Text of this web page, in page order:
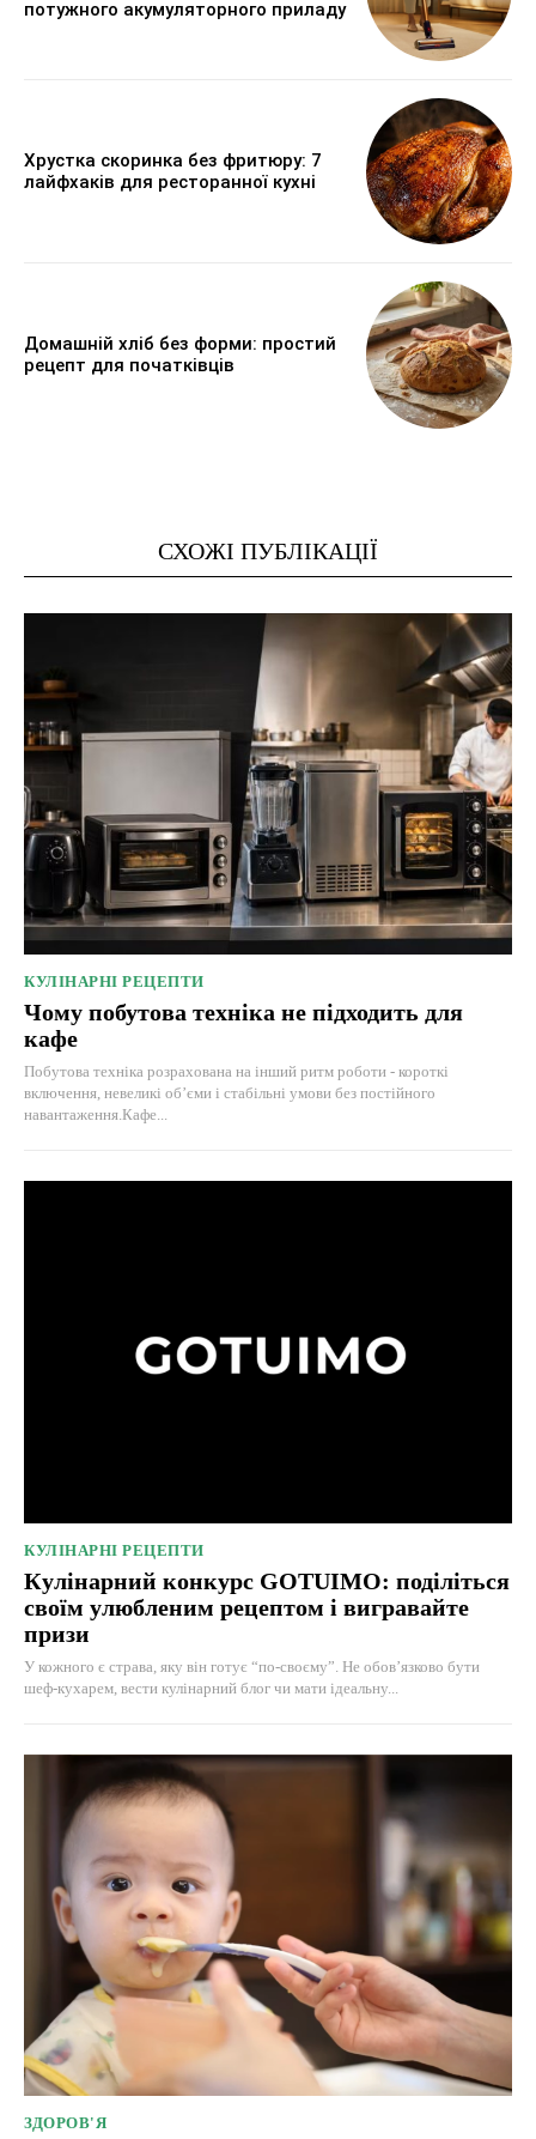
потужного акумуляторного приладу
Хрустка скоринка без фритюру: 7
лайфхаків для ресторанної кухні
Домашній хліб без форми: простий
рецепт для початківців
СХОЖІ ПУБЛІКАЦІЇ
КУЛІНАРНІ РЕЦЕПТИ
Чому побутова техніка не підходить для
кафе
Побутова техніка розрахована на інший ритм роботи - короткі
включення, невеликі об’єми і стабільні умови без постійного
навантаження.Кафе...
КУЛІНАРНІ РЕЦЕПТИ
Кулінарний конкурс GOTUIMO: поділіться
своїм улюбленим рецептом і вигравайте
призи
У кожного є страва, яку він готує “по-своєму”. Не обов’язково бути
шеф-кухарем, вести кулінарний блог чи мати ідеальну...
ЗДОРОВ'Я